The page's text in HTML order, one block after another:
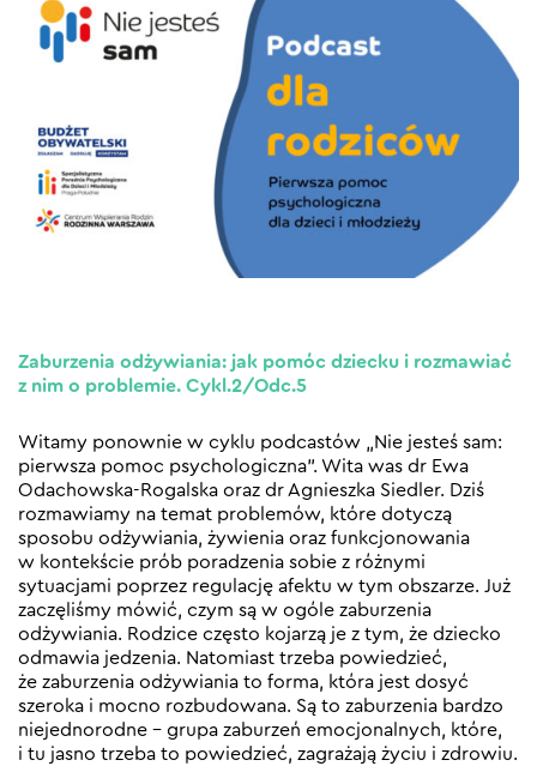
Zaburzenia odżywiania: jak pomóc dziecku i rozmawiać
z nim o problemie. Cykl.2/Odc.5
Witamy ponownie w cyklu podcastów „Nie jesteś sam:
pierwsza pomoc psychologiczna”. Wita was dr Ewa
Odachowska-Rogalska oraz dr Agnieszka Siedler. Dziś
rozmawiamy na temat problemów, które dotyczą
sposobu odżywiania, żywienia oraz funkcjonowania
w kontekście prób poradzenia sobie z różnymi
sytuacjami poprzez regulację afektu w tym obszarze. Już
zaczęliśmy mówić, czym są w ogóle zaburzenia
odżywiania. Rodzice często kojarzą je z tym, że dziecko
odmawia jedzenia. Natomiast trzeba powiedzieć,
że zaburzenia odżywiania to forma, która jest dosyć
szeroka i mocno rozbudowana. Są to zaburzenia bardzo
niejednorodne – grupa zaburzeń emocjonalnych, które,
i tu jasno trzeba to powiedzieć, zagrażają życiu i zdrowiu.